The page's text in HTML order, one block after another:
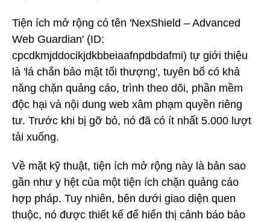
Tiện ích mở rộng có tên 'NexShield – Advanced
Web Guardian' (ID:
cpcdkmjddocikjdkbbeiaafnpdbdafmi) tự giới thiệu
là 'lá chắn bảo mật tối thượng', tuyên bố có khả
năng chặn quảng cáo, trình theo dõi, phần mềm
độc hại và nội dung web xâm phạm quyền riêng
tư. Trước khi bị gỡ bỏ, nó đã có ít nhất 5.000 lượt
tải xuống.
Về mặt kỹ thuật, tiện ích mở rộng này là bản sao
gần như y hệt của một tiện ích chặn quảng cáo
hợp pháp. Tuy nhiên, bên dưới giao diện quen
thuộc, nó được thiết kế để hiển thị cảnh báo bảo